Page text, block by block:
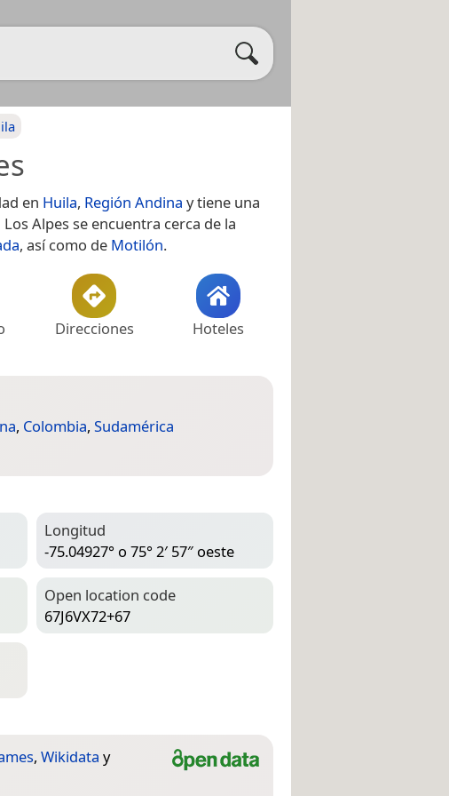
en Huila, Región Andina y tiene una
Alpes se encuentra cerca de la
, así como de Motilón.
Direcciones Hoteles
, Colombia, Sudamérica
Longitud
-75.04927° o 75° 2′ 57″ oeste
Open location code
67J6VX72+67
, Wikidata y